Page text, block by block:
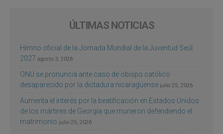
ÚLTIMAS NOTICIAS
Himno oficial de la Jornada Mundial de la Juventud Seúl
2027 agosto 3, 2026
ONU se pronuncia ante caso de obispo católico
desaparecido por la dictadura nicaragüense julio 25, 2026
Aumenta el interés por la beatificación en Estados Unidos
de los mártires de Georgia que murieron defendiendo el
matrimonio julio 25, 2026